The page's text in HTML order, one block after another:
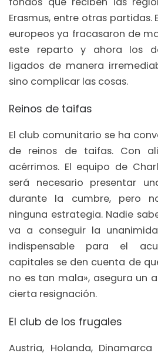
Erasmus, entre otras partidas.
europeos ya fracasaron de
este reparto y ahora los
ligados de manera
sino complicar las cosas.
Reinos de taifas
El club comunitario se ha
de reinos de taifas. Con
acérrimos. El equipo de
será necesario presentar
durante la cumbre, pero
ninguna estrategia. Nadie
va a conseguir la
indispensable para el
capitales se den cuenta de
no es tan mala», asegura un
cierta resignación.
El club de los frugales
Austria, Holanda,